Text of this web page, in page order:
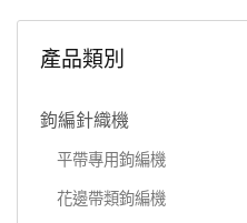
產品類別
鉤編針織機
平帶專用鉤編機
花邊帶類鉤編機